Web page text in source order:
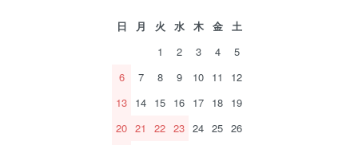
日 月 火 水 木 金
土
1
2 3 4
5
6
7 8 9 10 11
12
13 14 15 16 17 18 19
20 21 22 23 24 25 26